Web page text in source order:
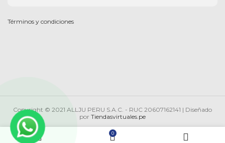
Términos y condiciones
Copyright © 2021 ALLJU PERU S.A.C. - RUC 20607162141 | Diseñado
por Tiendasvirtuales.pe
0